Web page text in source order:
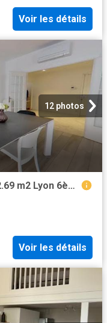
Voir les détails
12 photos
Vente Appartement 5 pièces 172.69 m2 Lyon 6ème
Voir les détails